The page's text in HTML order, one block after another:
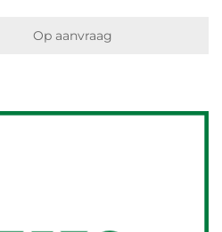
Op aanvraag